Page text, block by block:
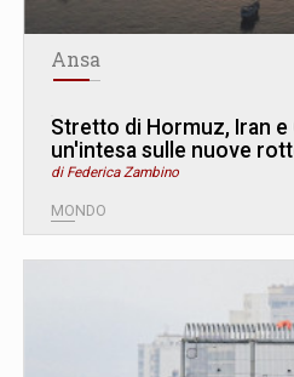
Ansa
Stretto di Hormuz, Iran e
un'intesa sulle nuove
di Federica Zambino
MONDO